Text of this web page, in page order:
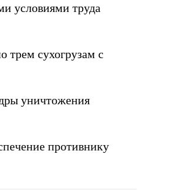
условиями труда
трем сухогрузам с
уничтожения
противнику